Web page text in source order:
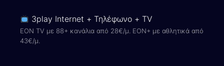
3play Internet + Τηλέφωνο + TV
EON TV με 88+ κανάλια από 28€/μ. EON+ με αθλητικά από
43€/μ.